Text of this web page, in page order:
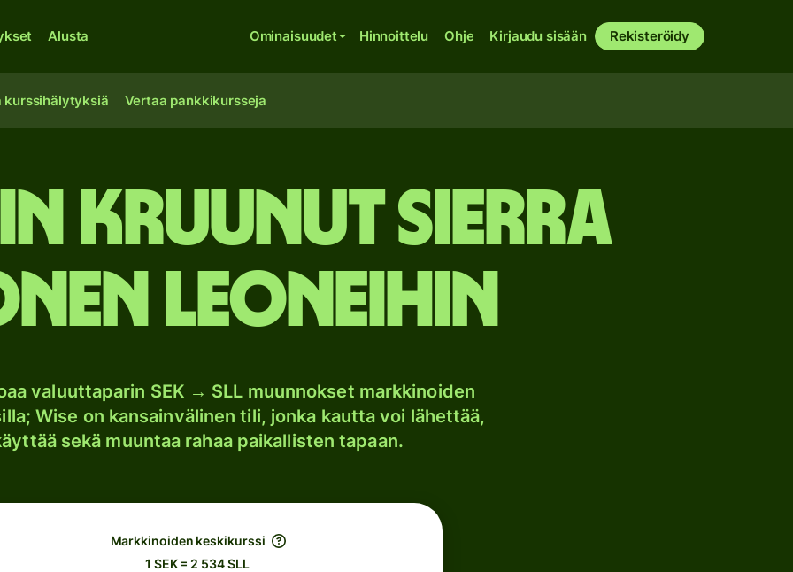
Alusta Ominaisuudet Hinnoittelu Ohje Kirjaudu sisään Rekisteröidy
kurssihälytyksiä Vertaa pankkikursseja
kruunut Sierra
leoneihin
valuuttaparin SEK → SLL muunnokset markkinoiden
Wise on kansainvälinen tili, jonka kautta voi lähettää,
sekä muuntaa rahaa paikallisten tapaan.
Markkinoiden keskikurssi
1 SEK = 2 534 SLL